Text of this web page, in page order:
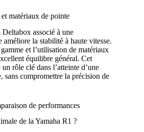
matériaux de pointe
associé à une
la stabilité à haute vitesse.
et l’utilisation de matériaux
équilibre général. Cet
rôle clé dans l’atteinte d’une
sans compromettre la précision de
de performances
de la Yamaha R1 ?